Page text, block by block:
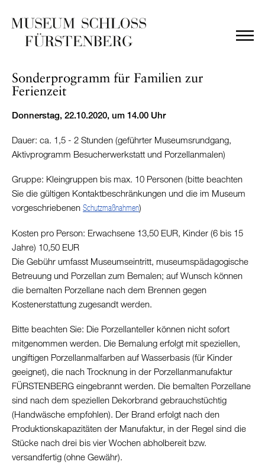
Sonderprogramm für Familien zur
Ferienzeit
Donnerstag, 22.10.2020, um 14.00 Uhr
Dauer: ca. 1,5 - 2 Stunden (geführter Museumsrundgang,
Aktivprogramm Besucherwerkstatt und Porzellanmalen)
Gruppe: Kleingruppen bis max. 10 Personen (bitte beachten
Sie die gültigen Kontaktbeschränkungen und die im Museum
vorgeschriebenen Schutzmaßnahmen)
Kosten pro Person: Erwachsene 13,50 EUR, Kinder (6 bis 15
Jahre) 10,50 EUR
Die Gebühr umfasst Museumseintritt, museumspädagogische
Betreuung und Porzellan zum Bemalen; auf Wunsch können
die bemalten Porzellane nach dem Brennen gegen
Kostenerstattung zugesandt werden.
Bitte beachten Sie: Die Porzellanteller können nicht sofort
mitgenommen werden. Die Bemalung erfolgt mit speziellen,
ungiftigen Porzellanmalfarben auf Wasserbasis (für Kinder
geeignet), die nach Trocknung in der Porzellanmanufaktur
FÜRSTENBERG eingebrannt werden. Die bemalten Porzellane
sind nach dem speziellen Dekorbrand gebrauchstüchtig
(Handwäsche empfohlen). Der Brand erfolgt nach den
Produktionskapazitäten der Manufaktur, in der Regel sind die
Stücke nach drei bis vier Wochen abholbereit bzw.
versandfertig (ohne Gewähr).